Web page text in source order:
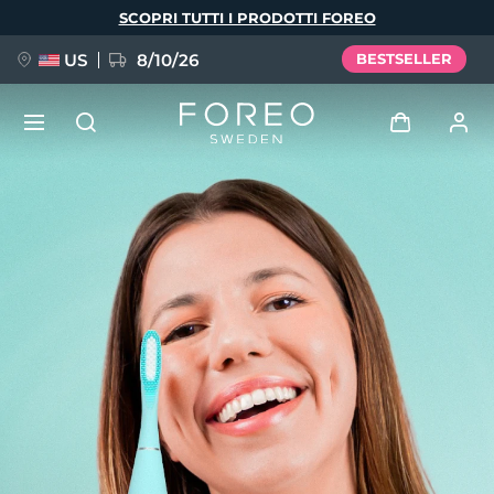
SCOPRI TUTTI I PRODOTTI FOREO
US 8/10/26 BESTSELLER
Profilo utente
I miei dispositivi
I miei ordini
I miei indirizzi
I miei abbonamenti
FAQ™ Pure Beauty-Tech Elixir
BREAKING NEWS
issa™ Teeth Whitening Set
Deutsch
Español
Français
Italiano
Português
Svenska
Русский
简体中文 繁體中文